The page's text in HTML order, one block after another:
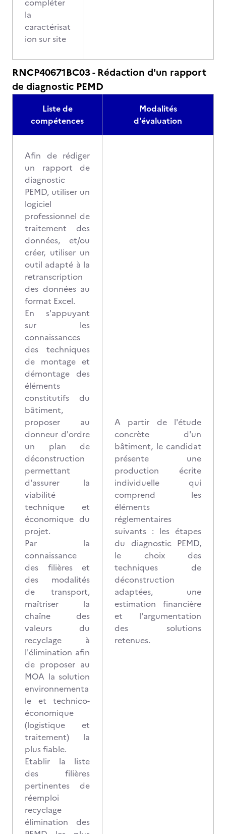
compléter
la
caractérisat
ion sur site
RNCP40671BC03 - Rédaction d'un rapport
de diagnostic PEMD
Liste de
compétences
Modalités
d'évaluation
Afin de rédiger
un rapport de
diagnostic
PEMD, utiliser un
logiciel
professionnel de
traitement des
données, et/ou
créer, utiliser un
outil adapté à la
retranscription
des données au
format Excel.
En s'appuyant
sur les
connaissances
des techniques
de montage et
démontage des
éléments
constitutifs du
bâtiment,
proposer au
donneur d'ordre
un plan de
déconstruction
permettant
d'assurer la
viabilité
technique et
économique du
projet.
Par la
connaissance
des filières et
des modalités
de transport,
maîtriser la
chaîne des
valeurs du
recyclage à
l'élimination afin
de proposer au
MOA la solution
environnementa
le et technico-
économique
(logistique et
traitement) la
plus fiable.
Etablir la liste
des filières
pertinentes de
réemploi
recyclage
élimination des
A partir de l'étude
concrète d'un
bâtiment, le candidat
présente une
production écrite
individuelle qui
comprend les
éléments
réglementaires
suivants : les étapes
du diagnostic PEMD,
le choix des
techniques de
déconstruction
adaptées, une
estimation financière
et l'argumentation
des solutions
retenues.